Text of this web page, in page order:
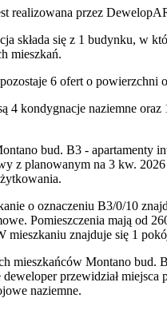
realizowana przez
składa się z 1 budynku, w
mieszkań.
6 ofert o powierzchni
4 kondygnacje naziemne oraz
bud. B3 - apartamenty
z planowanym na 3 kw.
.
o oznaczeniu B3/0/10
e. Pomieszczenia mają od
mieszkaniu znajduje się 1
mieszkańców Montano bud.
deweloper przewidziałmiejsca
naziemne.